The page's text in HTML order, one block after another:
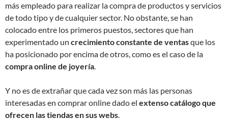
más empleado para realizar la compra de productos y servicios
de todo tipo y de cualquier sector. No obstante, se han
colocado entre los primeros puestos, sectores que han
experimentado un crecimiento constante de ventasque los
ha posicionado por encima de otros, como es el caso de la
compra online de joyería.
Y no es de extrañar que cada vez son más las personas
interesadas en comprar online dado el extenso catálogo que
ofrecen las tiendas en sus webs.